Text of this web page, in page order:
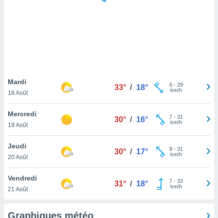
notre
que
et que
Mardi
18 Août
33° / 18° 6- 29
km/h
Mercredi
19 Août
30° / 16° 7- 31
km/h
Jeudi
20 Août
30° / 17° 8- 31
km/h
Vendredi
21 Août
31° / 18° 7- 33
km/h
Graphiques météo